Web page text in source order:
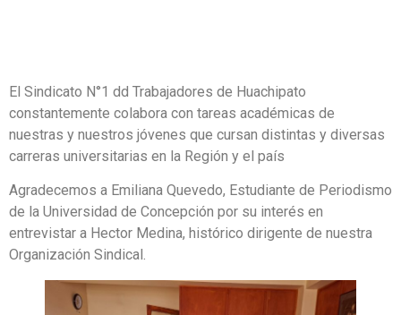
El Sindicato N°1 dd Trabajadores de Huachipato
constantemente colabora con tareas académicas de
nuestras y nuestros jóvenes que cursan distintas y diversas
carreras universitarias en la Región y el país
Agradecemos a Emiliana Quevedo, Estudiante de Periodismo
de la Universidad de Concepción por su interés en
entrevistar a Hector Medina, histórico dirigente de nuestra
Organización Sindical.